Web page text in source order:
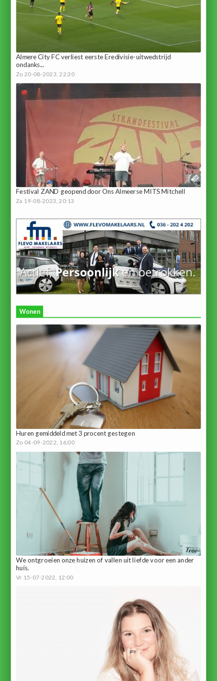
Almere City FC verliest eerste Eredivisie-uitwedstrijd
ondanks...
Zo 20-08-2023, 22:30
Festival ZAND geopend door Ons Almeerse MITS Mitchell
Za 19-08-2023, 20:13
Wonen
Huren gemiddeld met 3 procent gestegen
Zo 04-09-2022, 16:00
We ontgroeien onze huizen of vallen uit liefde voor een ander
huis.
Vr 15-07-2022, 12:00